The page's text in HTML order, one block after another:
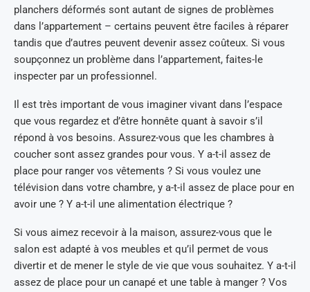
planchers déformés sont autant de signes de problèmes
dans l’appartement – certains peuvent être faciles à réparer
tandis que d’autres peuvent devenir assez coûteux. Si vous
soupçonnez un problème dans l’appartement, faites-le
inspecter par un professionnel.
Il est très important de vous imaginer vivant dans l’espace
que vous regardez et d’être honnête quant à savoir s’il
répond à vos besoins. Assurez-vous que les chambres à
coucher sont assez grandes pour vous. Y a-t-il assez de
place pour ranger vos vêtements ? Si vous voulez une
télévision dans votre chambre, y a-t-il assez de place pour en
avoir une ? Y a-t-il une alimentation électrique ?
Si vous aimez recevoir à la maison, assurez-vous que le
salon est adapté à vos meubles et qu’il permet de vous
divertir et de mener le style de vie que vous souhaitez. Y a-t-il
assez de place pour un canapé et une table à manger ? Vos